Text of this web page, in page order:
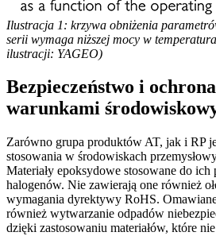
Ilustracja 1: krzywa obniżenia
serii wymaga niższej mocy w
ilustracji: YAGEO)
Bezpieczeństwo i
warunkami
Zarówno grupa produktów AT, jak i RP
stosowania w środowiskach
Materiały epoksydowe stosowane do
halogenów. Nie zawierają one również
wymagania dyrektywy RoHS.
również wytwarzanie odpadów
dzięki zastosowaniu materiałów, które